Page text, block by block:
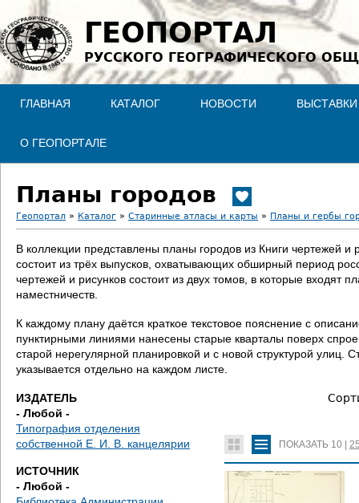
Jump to navigation
ГЕОПОРТАЛ
РУССКОГО ГЕОГРАФИЧЕСКОГО
ГЛАВНАЯ КАТАЛОГ НОВОСТИ ВЫСТАВКИ
О ГЕОПОРТАЛЕ
Планы городов
В
ы
д
е
с
ь
Геопортал » Каталог » Старинные атласы и карты » Планы и гербы
В коллекции представлены планы городов из Книги чертежей
состоит из трёх выпусков, охватывающих обширный период
чертежей и рисунков состоит из двух томов, в которые входят
наместничеств.
К каждому плану даётся краткое текстовое пояснение с
пунктирными линиями нанесены старые кварталы поверх
старой нерегулярной планировкой и с новой структурой
указывается отдельно на каждом листе.
ИЗДАТЕЛЬ
- Любой -
Типография отделения
собственной Е. И. В. канцелярии
ИСТОЧНИК
- Любой -
ПОКАЗАТЬ 10 |